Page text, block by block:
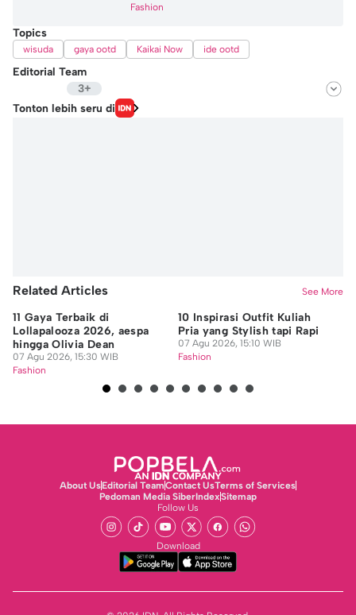
Fashion
Topics
wisuda gaya ootd Kaikai Now ide ootd
Editorial Team
3+
Editor
Langgeng Irma Salugiasih
Tonton lebih seru di
Related Articles See More
11 Gaya Terbaik di
Lollapalooza 2026, aespa
hingga Olivia Dean
07 Agu 2026, 15:30 WIB
Fashion
10 Inspirasi Outfit Kuliah
Pria yang Stylish tapi Rapi
07 Agu 2026, 15:10 WIB
Fashion
About UsEditorial TeamContact UsTerms of Services
Pedoman Media SiberIndexSitemap
Follow Us
Download